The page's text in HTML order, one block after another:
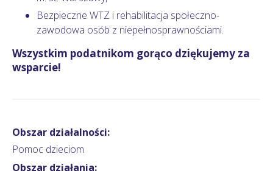
Bezpieczne WTZ i rehabilitacja społeczno-
zawodowa osób z niepełnosprawnościami.
Wszystkim podatnikom gorąco dziękujemy za
wsparcie!
Obszar działalności:
Pomoc dzieciom
Obszar działania: